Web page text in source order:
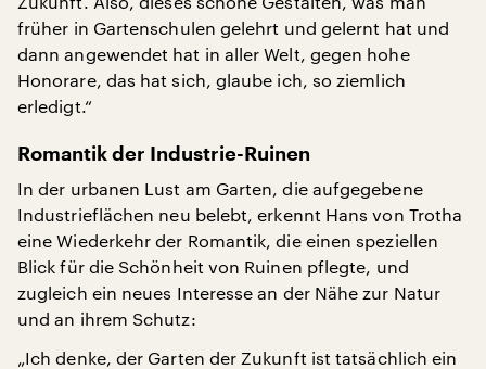
früher in Gartenschulen gelehrt und gelernt hat und
dann angewendet hat in aller Welt, gegen hohe
Honorare, das hat sich, glaube ich, so ziemlich
erledigt.“
Romantik der Industrie-Ruinen
In der urbanen Lust am Garten, die aufgegebene
Industrieflächen neu belebt, erkennt Hans von Trotha
eine Wiederkehr der Romantik, die einen speziellen
Blick für die Schönheit von Ruinen pflegte, und
zugleich ein neues Interesse an der Nähe zur Natur
und an ihrem Schutz:
„Ich denke, der Garten der Zukunft ist tatsächlich ein